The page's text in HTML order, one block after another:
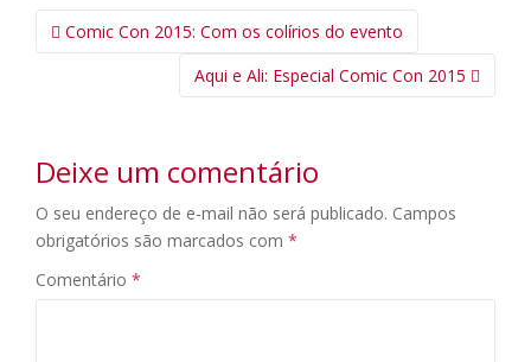
Navegação
Comic Con 2015: Com os colírios do evento
Aqui e Ali: Especial Comic Con 2015
Deixe um comentário
O seu endereço de e-mail não será publicado. Campos
obrigatórios são marcados com *
Comentário *